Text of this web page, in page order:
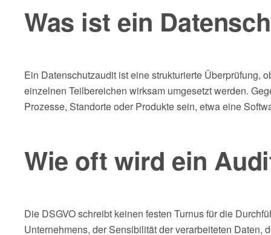
Was ist ein
Ein Datenschutzaudit ist eine strukturierte Überprüfung,
einzelnen Teilbereichen wirksam umgesetzt werden.
Prozesse, Standorte oder Produkte sein, etwa eine
Wie oft wird ein
Die DSGVO schreibt keinen festen Turnus für die
Unternehmens, der Sensibilität der verarbeiteten Daten,